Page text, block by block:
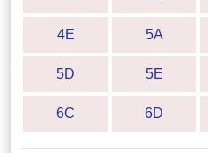
4E 5A
5D 5E
6C 6D